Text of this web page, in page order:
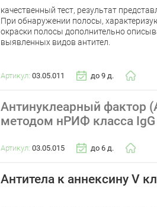
качественный тест, результат
При обнаружении полосы,
окраски полосы дополнительно
выявленных видов антител.
Артикул: 03.05.011 до 9 д.
Антинуклеарный фактор
методом нРИФ класса
Артикул: 03.05.015 до 6 д.
Антитела к аннексину V